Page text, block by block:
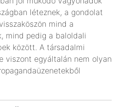
léteznek, a gondolat
mind a
mind pedig a baloldali
között. A társadalmi
viszont egyáltalán nem olyan